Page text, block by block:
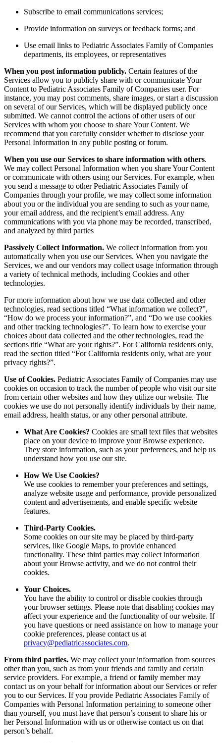
Subscribe to email communications services;
Provide information on surveys or feedback forms; and
Use email links to Pediatric Associates Family of Companies
departments, its employees, or representatives
When you post information publicly. Certain features of the
Services allow you to publicly share with or communicate Your
Content to Pediatric Associates Family of Companies user. For
instance, you may post comments, share images, or start a discussion
on several of our Services, which will be displayed publicly once
submitted. We cannot control the actions of other users of our
Services with whom you choose to share Your Content. We
recommend that you carefully consider whether to disclose your
Personal Information in any public posting or forum.
When you use our Services to share information with others.
We may collect Personal Information when you share Your Content
or communicate with others using our Services. For example, when
you send a message to other Pediatric Associates Family of
Companies through your profile, we may collect some information
about you or the individual you are sending to such as your name,
your email address, and the recipient’s email address. Any
communications with you via phone may be recorded, transcribed,
and analyzed by third parties
Passively Collect Information. We collect information from you
automatically when you use our Services. When you navigate the
Services, we and our vendors may collect usage information through
a variety of technical methods, including Cookies and other
technologies.
For more information about how we use data collected and other
technologies, read sections titled “What information we collect?”,
“How do we process your information?”, and “Do we use cookies
and other tracking technologies?”. To learn how to exercise your
choices about data collected and the other technologies, read the
sections title “What are your rights?”. For California residents only,
read the section titled “For California residents only, what are your
privacy rights?”.
Use of Cookies. Pediatric Associates Family of Companies may use
cookies on occasion to track the number of people who visit our site
from certain other websites and how they utilize our website. The
cookies we use do not personally identify individuals by their name,
email address, health status, or any other personal attribute.
What Are Cookies? Cookies are small text files that websites
place on your device to improve your Browse experience.
They store information, such as your preferences, and help us
understand how you use our site.
How We Use Cookies?
We use cookies to remember your preferences and settings,
analyze website usage and performance, provide personalized
content and advertisements, and enable specific website
features.
Third-Party Cookies.
Some cookies on our site may be placed by third-party
services, like Google Maps, to provide enhanced
functionality. These third parties may collect information
about your Browse activity, and we do not control their
cookies.
Your Choices.
You have the ability to control or disable cookies through
your browser settings. Please note that disabling cookies may
affect your experience and the functionality of our website. If
you have questions or need assistance on how to manage your
cookie preferences, please contact us at
privacy@pediatricassociates.com.
From third parties. We may collect your information from sources
other than you, such as from your friends and family and certain
service providers. For example, a friend or family member may
contact us on your behalf for information about our Services or refer
you to our Services. If you provide Pediatric Associates Family of
Companies with Personal Information pertaining to someone other
than yourself, you must have that person’s consent to share his or
her Personal Information with us or otherwise contact us on that
person’s behalf.